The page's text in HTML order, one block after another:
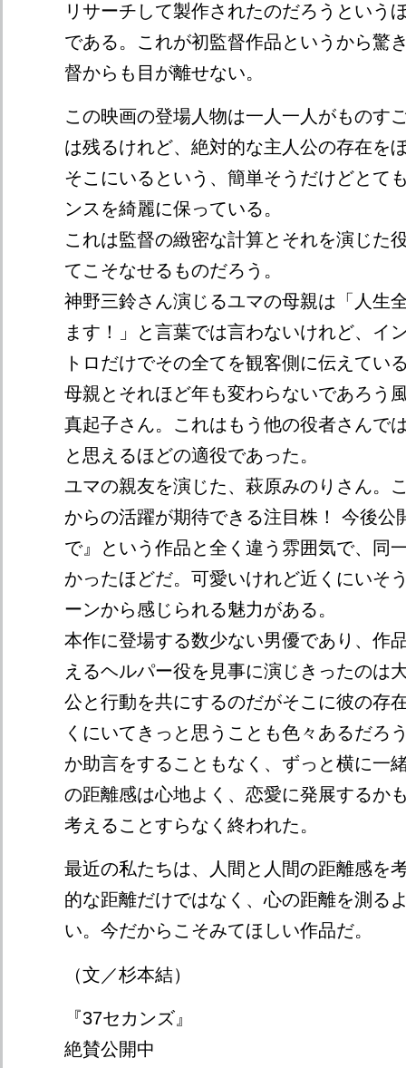
リサーチして製作されたのだろうという
である。これが初監督作品というから驚
督からも目が離せない。
この映画の登場人物は一人一人がものす
は残るけれど、絶対的な主人公の存在を
そこにいるという、簡単そうだけどとて
ンスを綺麗に保っている。
これは監督の緻密な計算とそれを演じた
てこそなせるものだろう。
神野三鈴さん演じるユマの母親は「人生
ます！」と言葉では言わないけれど、イ
トロだけでその全てを観客側に伝えてい
母親とそれほど年も変わらないであろう
真起子さん。これはもう他の役者さんで
と思えるほどの適役であった。
ユマの親友を演じた、萩原みのりさん。
からの活躍が期待できる注目株！ 今後公
で』という作品と全く違う雰囲気で、同
かったほどだ。可愛いけれど近くにいそ
ーンから感じられる魅力がある。
本作に登場する数少ない男優であり、作
えるヘルパー役を見事に演じきったのは
公と行動を共にするのだがそこに彼の存
くにいてきっと思うことも色々あるだろ
か助言をすることもなく、ずっと横に一
の距離感は心地よく、恋愛に発展するか
考えることすらなく終われた。
最近の私たちは、人間と人間の距離感を
的な距離だけではなく、心の距離を測る
い。今だからこそみてほしい作品だ。
（文／杉本結）
『37セカンズ』
絶賛公開中